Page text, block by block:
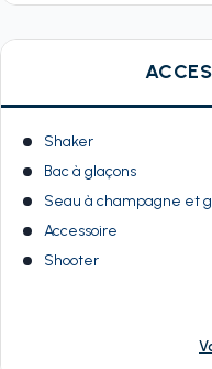
Shaker
Bac à glaçons
Seau à champagne et
Accessoire
Shooter